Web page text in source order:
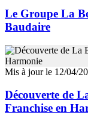
Le Groupe La
Baudaire
Mis à jour le 12/04/
Découverte de
Franchise en